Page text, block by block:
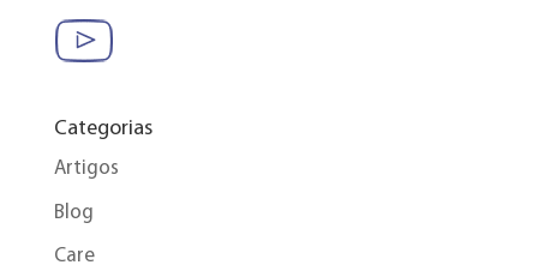
Categorias
Artigos
Blog
Care